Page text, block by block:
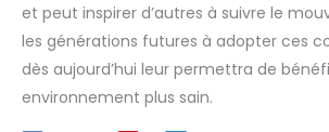
et peut inspirer d’autres à suivre le
les générations futures à adopter ces
dès aujourd’hui leur permettra de
environnement plus sain.